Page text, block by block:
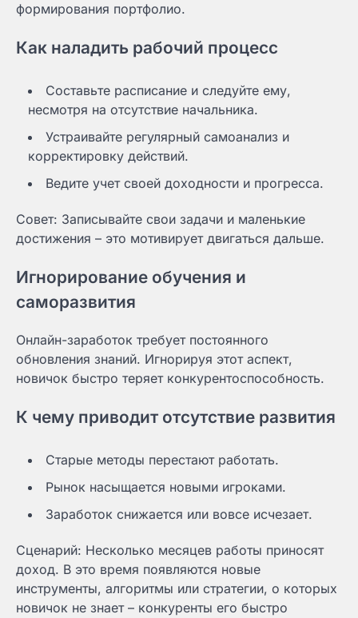
формирования портфолио.
Как наладить рабочий процесс
Составьте расписание и следуйте ему,
несмотря на отсутствие начальника.
Устраивайте регулярный самоанализ и
корректировку действий.
Ведите учет своей доходности и прогресса.
Совет: Записывайте свои задачи и маленькие
достижения – это мотивирует двигаться дальше.
Игнорирование обучения и
саморазвития
Онлайн-заработок требует постоянного
обновления знаний. Игнорируя этот аспект,
новичок быстро теряет конкурентоспособность.
К чему приводит отсутствие развития
Старые методы перестают работать.
Рынок насыщается новыми игроками.
Заработок снижается или вовсе исчезает.
Сценарий: Несколько месяцев работы приносят
доход. В это время появляются новые
инструменты, алгоритмы или стратегии, о которых
новичок не знает – конкуренты его быстро